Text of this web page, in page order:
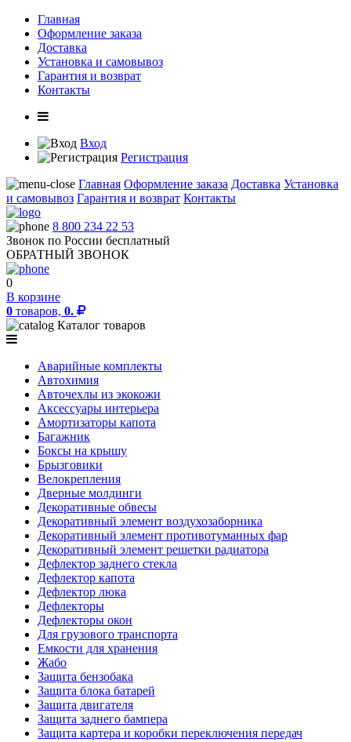
Главная
Оформление заказа
Доставка
Установка и самовывоз
Гарантия и возврат
Контакты
Вход
Регистрация
Главная Оформление заказа Доставка Установка
и самовывоз Гарантия и возврат Контакты
8 800 234 22 53
Звонок по России бесплатный
ОБРАТНЫЙ ЗВОНОК
0
В корзине
0 товаров, 0.
Каталог товаров
Аварийные комплекты
Автохимия
Авточехлы из экокожи
Аксессуары интерьера
Амортизаторы капота
Багажник
Боксы на крышу
Брызговики
Велокрепления
Дверные молдинги
Декоративные обвесы
Декоративный элемент воздухозаборника
Декоративный элемент противотуманных фар
Декоративный элемент решетки радиатора
Дефлектор заднего стекла
Дефлектор капота
Дефлектор люка
Дефлекторы
Дефлекторы окон
Для грузового транспорта
Емкости для хранения
Жабо
Защита бензобака
Защита блока батарей
Защита двигателя
Защита заднего бампера
Защита картера и коробки переключения передач